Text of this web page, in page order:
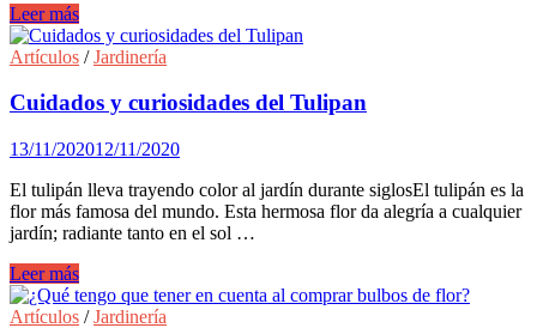
Allium:
bombas
de
radiantes
Leer más
Artículos /Jardinería
Cuidados y curiosidades del Tulipan
13/11/202012/11/2020
El tulipán lleva trayendo color al jardín durante siglosEl tulipán es la
flor más famosa del mundo. Esta hermosa flor da alegría a cualquier
jardín; radiante tanto en el sol …
Cuidados
y
curiosidades
Leer más
Artículos /Jardinería